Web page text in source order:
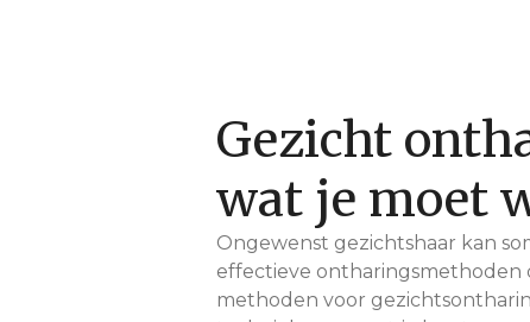
Gezicht
wat je moet
Ongewenst gezichtshaar kan
effectieve ontharingsmethoden
methoden voor